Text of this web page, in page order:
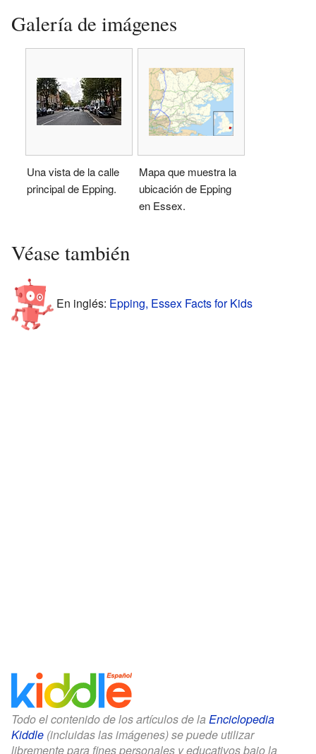
Galería de imágenes
Una vista de la calle
principal de Epping.
Mapa que muestra la
ubicación de Epping
en Essex.
Véase también
En inglés: Epping, Essex Facts for Kids
Todo el contenido de los artículos de la Enciclopedia
Kiddle (incluidas las imágenes) se puede utilizar
libremente para fines personales y educativos bajo la